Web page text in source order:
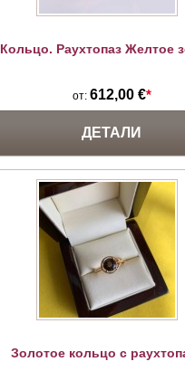
Кольцо. Раухтопаз Желтое
от: 612,00 €*
ДЕТАЛИ
Золотое кольцо с